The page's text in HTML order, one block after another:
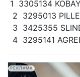
1 3305134
2 3295013
3 3425355
4 3295141
РЕКЛАМА